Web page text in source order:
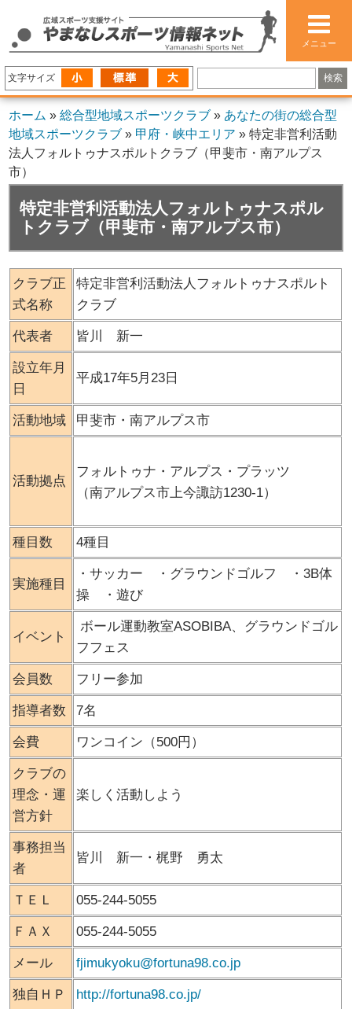
メニュー
文字サイズ
ホーム »総合型地域スポーツクラブ » あなたの街の総合型
地域スポーツクラブ » 甲府・峡中エリア »特定非営利活動
法人フォルトゥナスポルトクラブ（甲斐市・南アルプス
市）
特定非営利活動法人フォルトゥナスポル
トクラブ（甲斐市・南アルプス市）
クラブ正
式名称
特定非営利活動法人フォルトゥナスポルト
クラブ
代表者
皆川 新一
設立年月
日
平成17年5月23日
活動地域 甲斐市・南アルプス市
活動拠点
フォルトゥナ・アルプス・プラッツ
（南アルプス市上今諏訪1230-1）
種目数 4種目
実施種目
・サッカー ・グラウンドゴルフ ・3B体
操 ・遊び
イベント
ボール運動教室ASOBIBA、グラウンドゴル
フフェス
会員数
フリー参加
指導者数
7名
会費
ワンコイン（500円）
クラブの
理念・運
営方針
楽しく活動しよう
事務担当
者
皆川 新一・梶野 勇太
ＴＥＬ
055-244-5055
ＦＡＸ
055-244-5055
メール
fjimukyoku@fortuna98.co.jp
独自ＨＰ
http://fortuna98.co.jp/